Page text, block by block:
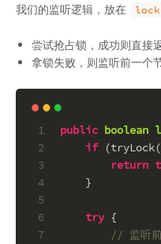
我们的监听逻辑，放在
尝试抢占锁，成功则直接
拿锁失败，则监听前一个
1
2
3
4
5
6
7
public boolean
if
return
    }
try {
// 监听前